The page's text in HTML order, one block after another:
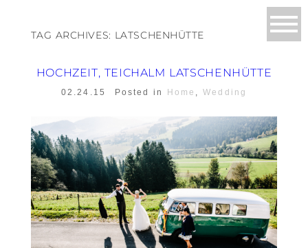
TAG ARCHIVES: LATSCHENHÜTTE
HOCHZEIT, TEICHALM LATSCHENHÜTTE
02.24.15 Posted in Home ,Wedding